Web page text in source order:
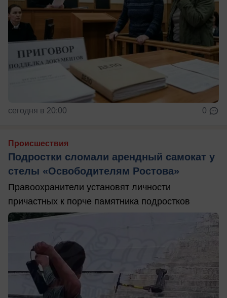
сегодня в 20:00 0
Происшествия
Подростки сломали арендный самокат у
стелы «Освободителям Ростова»
Правоохранители установят личности
причастных к порче памятника подростков